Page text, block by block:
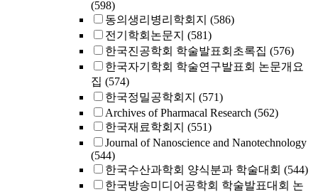
(598)
동의생리병리학회지 (586)
전기학회논문지 (581)
한국진공학회 학술발표회초록집 (576)
한국자기학회 학술연구발표회 논문개요
집 (574)
한국정밀공학회지 (571)
Archives of Pharmacal Research (562)
한국재료학회지 (551)
Journal of Nanoscience and Nanotechnology
(544)
한국수산과학회 양식분과 학술대회 (544)
한국방송미디어공학회 학술발표대회 논